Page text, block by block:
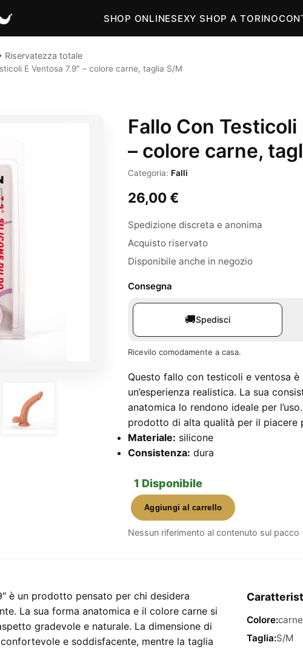
SHOP ONLINESEXY SHOP A TORINO
Riservatezza totale
E Ventosa 7.9″ – colore carne, taglia S/M
Fallo Con Testicoli
– colore carne,
Categoria: Falli
26,00€
Spedizione discreta e anonima
Acquisto riservato
Disponibile anche in negozio
Consegna
🚚Spedisci
Ricevilo comodamente a casa.
Questo fallo con testicoli e ventosa
un’esperienza realistica. La sua
anatomica lo rendono ideale per
prodotto di alta qualità per il piacere
Materiale: silicone
Consistenza: dura
1 Disponibile
Fallo
Con
7.9"
–
colore
carne,
Aggiungi al carrello
Nessun riferimento al contenuto sul pacco
è un prodotto pensato per chi desidera
La sua forma anatomica e il colore carne si
gradevole e naturale. La dimensione di
e soddisfacente, mentre la taglia
Colore:carne
Taglia:S/M